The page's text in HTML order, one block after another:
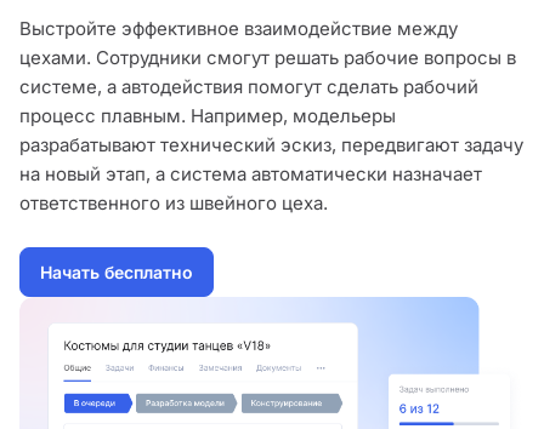
Выстройте эффективное взаимодействие между
цехами. Сотрудники смогут решать рабочие вопросы в
системе, а автодействия помогут сделать рабочий
процесс плавным. Например, модельеры
разрабатывают технический эскиз, передвигают задачу
на новый этап, а система автоматически назначает
ответственного из швейного цеха.
Начать бесплатно